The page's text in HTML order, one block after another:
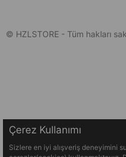
© HZLSTORE - Tüm hakları
Çerez Kullanımı
Sizlere en iyi alışveriş deneyimini